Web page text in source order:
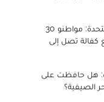
تأشيرة الدخول للولايات المتحدة: مواطنو 30
كفالة تصل إلى
هل حافظت على
الصيفية؟